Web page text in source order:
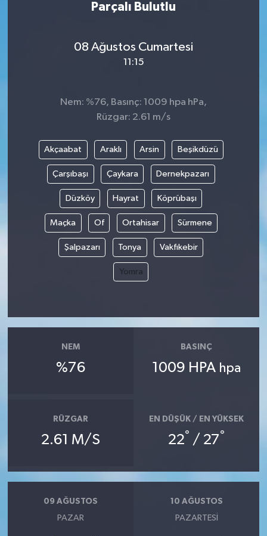
Parçalı Bulutlu
08 Ağustos Cumartesi
11:15
Nem: %76, Basınç: 1009 hpa hPa,
Rüzgar: 2.61 m/s
Akçaabat Araklı Arsin Beşikdüzü
Çarşıbaşı Çaykara Dernekpazarı
Düzköy Hayrat Köprübaşı
Maçka Of Ortahisar Sürmene
Şalpazarı Tonya Vakfıkebir
Yomra
NEM
%76
BASINÇ
1009 HPA hpa
RÜZGAR
2.61 M/S
EN DÜŞÜK / EN YÜKSEK
22° / 27°
09 AĞUSTOS
PAZAR
10 AĞUSTOS
PAZARTESI